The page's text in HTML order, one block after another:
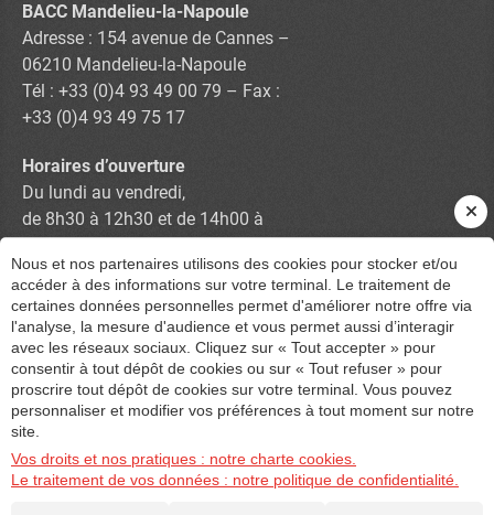
BACC Mandelieu-la-Napoule
Adresse : 154 avenue de Cannes –
06210 Mandelieu-la-Napoule
Tél : +33 (0)4 93 49 00 79 – Fax :
+33 (0)4 93 49 75 17
Horaires d’ouverture
Du lundi au vendredi,
de 8h30 à 12h30 et de 14h00 à
Contactez-nous
© 2017 - 2026
Plan du site | Administration | Mentions légales
Nous et nos partenaires utilisons des cookies pour stocker et/ou
accéder à des informations sur votre terminal. Le traitement de
certaines données personnelles permet d'améliorer notre offre via
l'analyse, la mesure d'audience et vous permet aussi d’interagir
avec les réseaux sociaux. Cliquez sur « Tout accepter » pour
consentir à tout dépôt de cookies ou sur « Tout refuser » pour
proscrire tout dépôt de cookies sur votre terminal. Vous pouvez
personnaliser et modifier vos préférences à tout moment sur notre
site.
Vos droits et nos pratiques : notre charte cookies.
Le traitement de vos données : notre politique de confidentialité.